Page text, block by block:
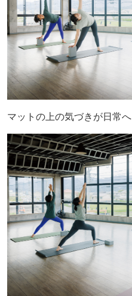
マットの上の気づきが日常へ